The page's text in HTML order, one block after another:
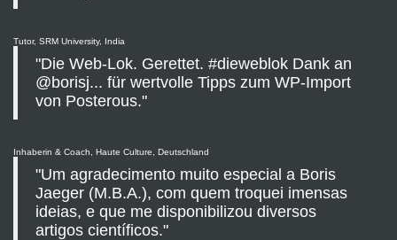
Tutor, SRM University, India
"Die Web-Lok. Gerettet. #dieweblok Dank an
@borisj... für wertvolle Tipps zum WP-Import
von Posterous."
Inhaberin & Coach, Haute Culture, Deutschland
"Um agradecimento muito especial a Boris
Jaeger (M.B.A.), com quem troquei imensas
ideias, e que me disponibilizou diversos
artigos científicos."